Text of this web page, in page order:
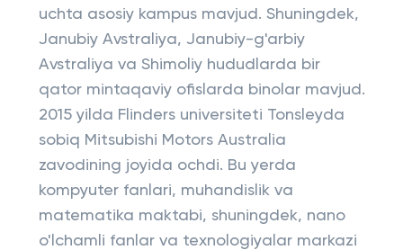
uchta asosiy kampus mavjud. Shuningdek,
Janubiy Avstraliya, Janubiy-g'arbiy
Avstraliya va Shimoliy hududlarda bir
qator mintaqaviy ofislarda binolar mavjud.
2015 yilda Flinders universiteti Tonsleyda
sobiq Mitsubishi Motors Australia
zavodining joyida ochdi. Bu yerda
kompyuter fanlari, muhandislik va
matematika maktabi, shuningdek, nano
o'lchamli fanlar va texnologiyalar markazi